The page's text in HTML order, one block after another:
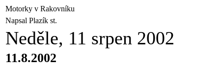
Motorky v Rakovníku
Napsal Plazík st.
Neděle, 11 srpen 2002
11.8.2002